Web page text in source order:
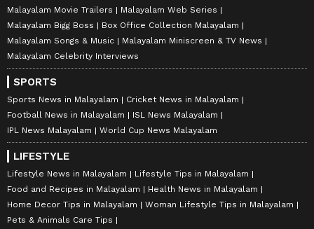
Malayalam Movie Trailers
Malayalam Web Series
Malayalam Bigg Boss
Box Office Collection Malayalam
Malayalam Songs & Music
Malayalam Miniscreen & TV News
Malayalam Celebrity Interviews
SPORTS
Sports News in Malayalam
Cricket News in Malayalam
Football News in Malayalam
ISL News Malayalam
IPL News Malayalam
World Cup News Malayalam
LIFESTYLE
Lifestyle News in Malayalam
Lifestyle Tips in Malayalam
Food and Recipes in Malayalam
Health News in Malayalam
Home Decor Tips in Malayalam
Woman Lifestyle Tips in Malayalam
Pets & Animals Care Tips